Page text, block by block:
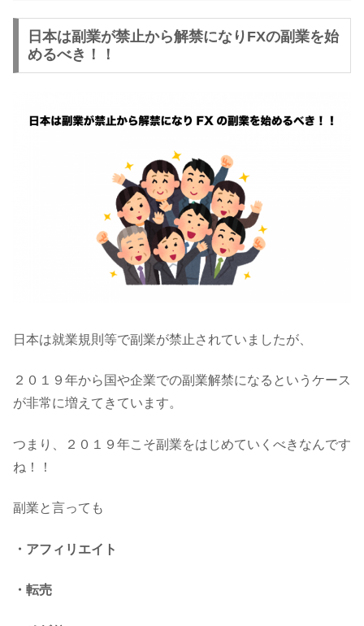
日本は副業が禁止から解禁になりFXの副業を始
めるべき！！
日本は就業規則等で副業が禁止されていましたが、
２０１９年から国や企業での副業解禁になるというケース
が非常に増えてきています。
つまり、２０１９年こそ副業をはじめていくべきなんです
ね！！
副業と言っても
・アフィリエイト
・転売